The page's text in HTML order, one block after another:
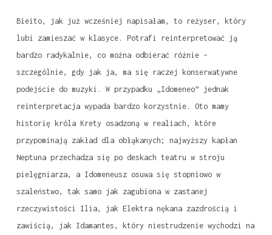
Bieito, jak już wcześniej napisałam, to reżyser, który
lubi zamieszać w klasyce. Potrafi reinterpretować ją
bardzo radykalnie, co można odbierać różnie –
szczególnie, gdy jak ja, ma się raczej konserwatywne
podejście do muzyki. W przypadku „Idomeneo” jednak
reinterpretacja wypada bardzo korzystnie. Oto mamy
historię króla Krety osadzoną w realiach, które
przypominają zakład dla obłąkanych; najwyższy kapłan
Neptuna przechadza się po deskach teatru w stroju
pielęgniarza, a Idomeneusz osuwa się stopniowo w
szaleństwo, tak samo jak zagubiona w zastanej
rzeczywistości Ilia, jak Elektra nękana zazdrością i
zawiścią, jak Idamantes, który niestrudzenie wychodzi na